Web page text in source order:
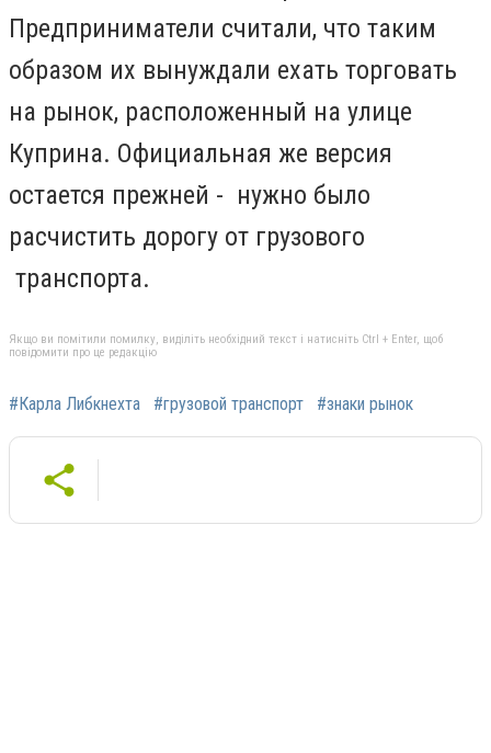
Предприниматели считали, что таким
образом их вынуждали ехать торговать
на рынок, расположенный на улице
Куприна. Официальная же версия
остается прежней - нужно было
расчистить дорогу от грузового
транспорта.
Якщо ви помітили помилку, виділіть необхідний текст і натисніть Ctrl + Enter, щоб
повідомити про це редакцію
#Карла Либкнехта #грузовой транспорт #знаки рынок